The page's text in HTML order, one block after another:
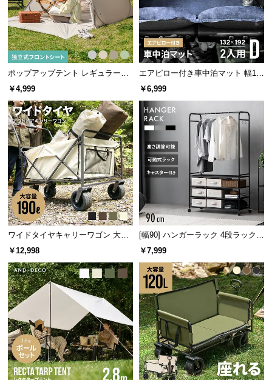
o.,
ポップアップテント レギュラーサ
イズ プレミアム
￥4,999
エアピロー付き車中泊マット 幅13
2cm
￥6,999
ワイドタイヤキャリーワゴン 大容
量190L 耐荷重150kg
￥12,998
[幅90] ハンガーラック 4段ラック収
納 キャスター付き
￥7,999